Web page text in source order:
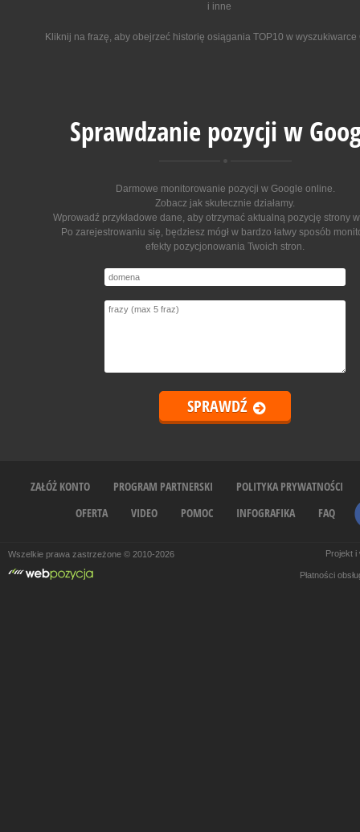
i inne
Kliknij na frazę, aby obejrzeć historię osiągania TOP10 w wyszukiwarce
Sprawdzanie pozycji w
Darmowe monitorowanie pozycji w Google online.
Zobacz jak skutecznie działamy.
Wprowadź przykładowe dane, aby otrzymać aktualną pozycję strony
Po zarejestrowaniu się, będziesz mógł w bardzo łatwy sposób
efekty pozycjonowania Twoich stron.
ZAŁÓŻ KONTO PROGRAM PARTNERSKI
POLITYKA PRYWATNOŚCI
OFERTA
VIDEO POMOC INFOGRAFIKA FAQ
Wszelkie prawa zastrzeżone © 2010-2026 Projekt
Płatności